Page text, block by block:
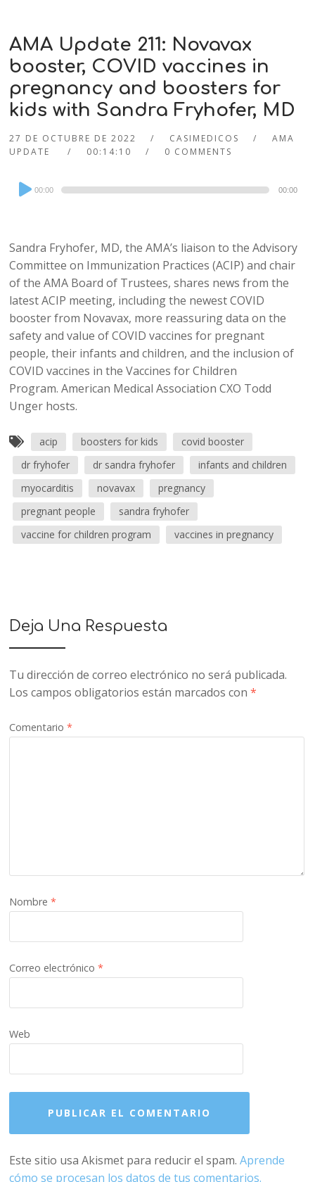
AMA Update 211: Novavax
booster, COVID vaccines in
pregnancy and boosters for
kids with Sandra Fryhofer, MD
27 DE OCTUBRE DE 2022 CASIMEDICOS
AMA
UPDATE
00:14:10 0 COMMENTS
Audio
Player
00:00 00:00
Sandra Fryhofer, MD, the AMA’s liaison to the Advisory
Committee on Immunization Practices (ACIP) and chair
of the AMA Board of Trustees, shares news from the
latest ACIP meeting, including the newest COVID
booster from Novavax, more reassuring data on the
safety and value of COVID vaccines for pregnant
people, their infants and children, and the inclusion of
COVID vaccines in the Vaccines for Children
Program. American Medical Association CXO Todd
Unger hosts.
acip boosters for kids
covid booster
dr fryhofer
dr sandra fryhofer
infants and children
myocarditis
novavax
pregnancy
pregnant people
sandra fryhofer
vaccine for children program
vaccines in pregnancy
Deja Una Respuesta
Tu dirección de correo electrónico no será publicada.
Los campos obligatorios están marcados con*
Comentario*
Nombre*
Correo electrónico*
Web
Este sitio usa Akismet para reducir el spam.Aprende
cómo se procesan los datos de tus comentarios.